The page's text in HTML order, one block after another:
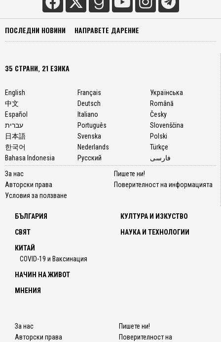
ПОСЛЕДНИ НОВИНИ НАПРАВЕТЕ ДАРЕНИЕ
35 СТРАНИ, 21 ЕЗИКА
English
中文
Español
עברית
日本語
한국어
Bahasa Indonesia
Français
Deutsch
Italiano
Português
Svenska
Nederlands
Русский
Українська
Română
Česky
Slovenščina
Polski
Türkçe
فارسی
За нас
Авторски права
Условия за ползване
Пишете ни!
Поверителност на информацията
БЪЛГАРИЯ
СВЯТ
КИТАЙ
COVID-19 и Ваксинация
КУЛТУРА И ИЗКУСТВО
НАУКА И ТЕХНОЛОГИИ
НАЧИН НА ЖИВОТ
МНЕНИЯ
За нас
Авторски права
Пишете ни!
Поверителност на